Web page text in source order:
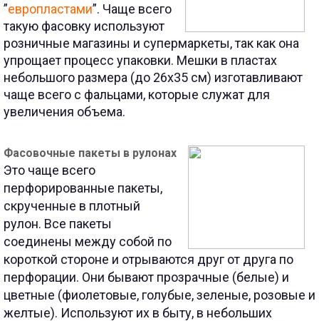
”европластами”. Чаще всего
такую фасовку используют
розничные магазины и супермаркеты, так как она
упрощает процесс упаковки. Мешки в пластах
небольшого размера (до 26х35 см) изготавливают
чаще всего с фальцами, которые служат для
увеличения объема.
Фасовочные пакеты в рулонах
Это чаще всего
перфорированные пакеты,
скрученные в плотный
рулон. Все пакеты
соединены между собой по
короткой стороне и отрываются друг от друга по
перфорации. Они бывают прозрачные (белые) и
цветные (фиолетовые, голубые, зеленые, розовые и
желтые). Используют их в быту, в небольших